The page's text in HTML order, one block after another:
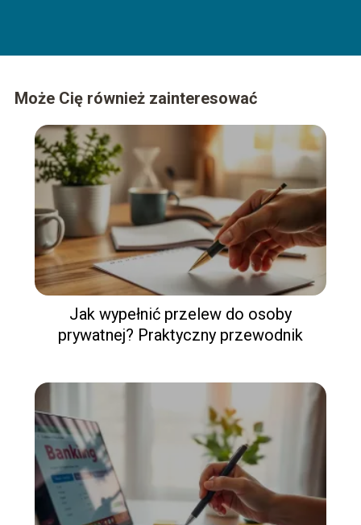
Może Cię również zainteresować
Jak wypełnić przelew do osoby
prywatnej? Praktyczny przewodnik